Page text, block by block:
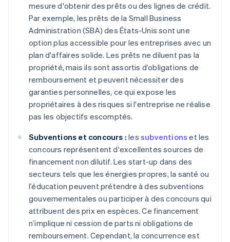
mesure d'obtenir des prêts ou des lignes de crédit.
Par exemple, les prêts de la Small Business
Administration (SBA) des États-Unis sont une
option plus accessible pour les entreprises avec un
plan d'affaires solide. Les prêts ne diluent pas la
propriété, mais ils sont assortis d’obligations de
remboursement et peuvent nécessiter des
garanties personnelles, ce qui expose les
propriétaires à des risques si l'entreprise ne réalise
pas les objectifs escomptés.
Subventions et concours : les subventions et les
concours représentent d'excellentes sources de
financement non dilutif. Les start-up dans des
secteurs tels que les énergies propres, la santé ou
l’éducation peuvent prétendre à des subventions
gouvernementales ou participer à des concours qui
attribuent des prix en espèces. Ce financement
n’implique ni cession de parts ni obligations de
remboursement. Cependant, la concurrence est